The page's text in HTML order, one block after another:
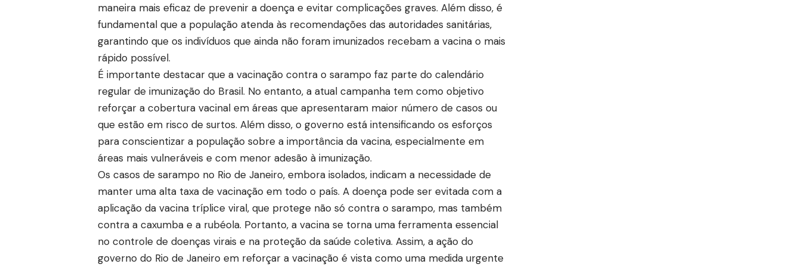
maneira mais eficaz de prevenir a doença e evitar complicações graves. Além disso, é
fundamental que a população atenda às recomendações das autoridades sanitárias,
garantindo que os indivíduos que ainda não foram imunizados recebam a vacina o mais
rápido possível.
É importante destacar que a vacinação contra o sarampo faz parte do calendário
regular de imunização do Brasil. No entanto, a atual campanha tem como objetivo
reforçar a cobertura vacinal em áreas que apresentaram maior número de casos ou
que estão em risco de surtos. Além disso, o governo está intensificando os esforços
para conscientizar a população sobre a importância da vacina, especialmente em
áreas mais vulneráveis e com menor adesão à imunização.
Os casos de sarampo no Rio de Janeiro, embora isolados, indicam a necessidade de
manter uma alta taxa de vacinação em todo o país. A doença pode ser evitada com a
aplicação da vacina tríplice viral, que protege não só contra o sarampo, mas também
contra a caxumba e a rubéola. Portanto, a vacina se torna uma ferramenta essencial
no controle de doenças virais e na proteção da saúde coletiva. Assim, a ação do
governo do Rio de Janeiro em reforçar a vacinação é vista como uma medida urgente